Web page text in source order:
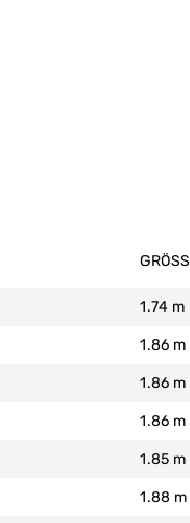
GRÖSSE
1.74 m
1.86 m
1.86 m
1.86 m
1.85 m
1.88 m